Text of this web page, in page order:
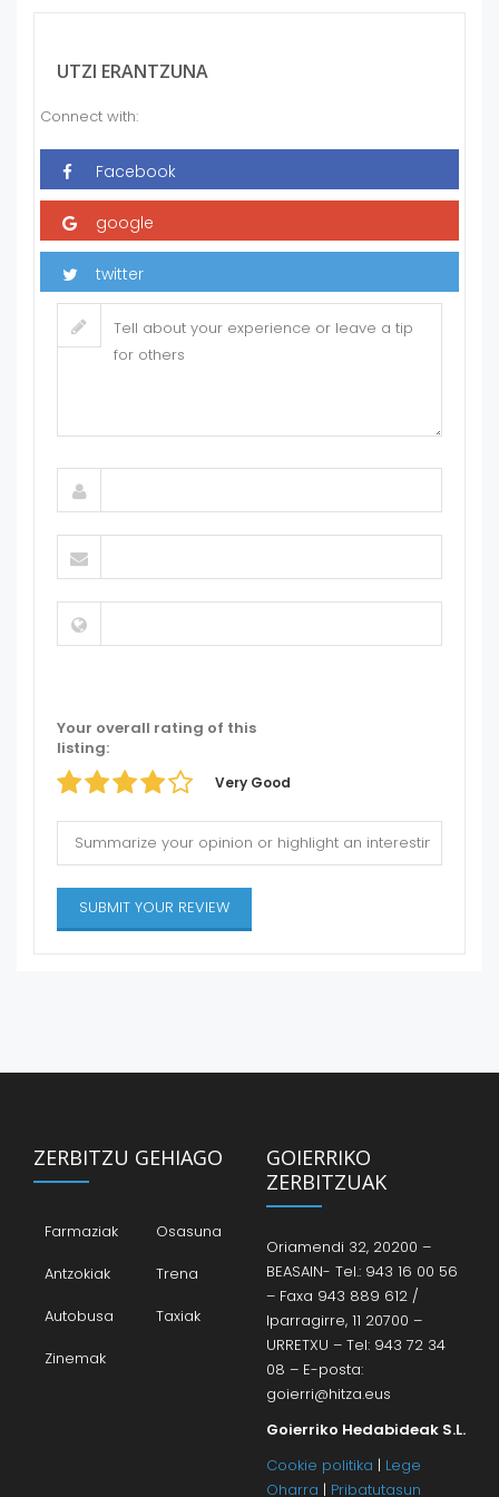
UTZI ERANTZUNA
Connect with:
Your overall rating of this
listing:
Very Good
ZERBITZU GEHIAGO
Farmaziak
Osasuna
Antzokiak
Trena
Autobusa
Taxiak
Zinemak
GOIERRIKO
ZERBITZUAK
Oriamendi 32, 20200 –
BEASAIN- Tel.: 943 16 00 56
– Faxa 943 889 612 /
Iparragirre, 11 20700 –
URRETXU – Tel: 943 72 34
08 – E-posta:
goierri@hitza.eus
Goierriko Hedabideak S.L.
Cookie politika | Lege
Oharra | Pribatutasun